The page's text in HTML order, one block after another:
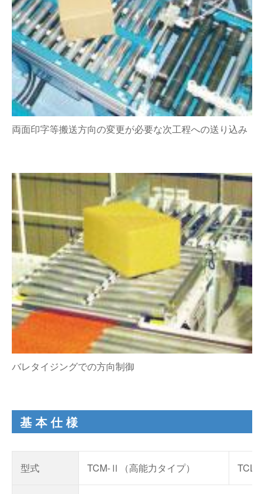
両面印字等搬送方向の変更が必要な次工程への送り込み
バレタイジングでの方向制御
基本仕様
型式 TCM-Ⅱ（高能力タイプ） TCL-